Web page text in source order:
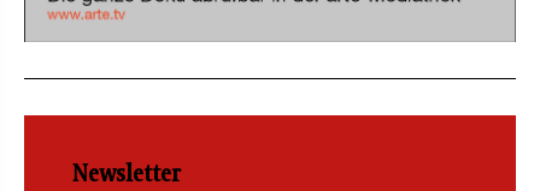
Newsletter